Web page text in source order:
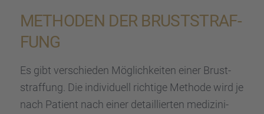
METHO­DEN DER BRUST­STRAF­
FUNG
Es gibt verschie­den Möglich­kei­ten einer Brust­
straf­fung. Die indivi­du­ell richtige Methode wird je
nach Patient nach einer detail­lier­ten medizi­ni­